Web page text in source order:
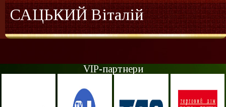
САЦЬКИЙ Віталій
VIP-партнери